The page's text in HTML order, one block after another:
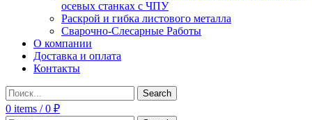
осевых станках с ЧПУ
Раскрой и гибка листового металла
Сварочно-Слесарные Работы
О компании
Доставка и оплата
Контакты
Search
0 items / 0 ₽